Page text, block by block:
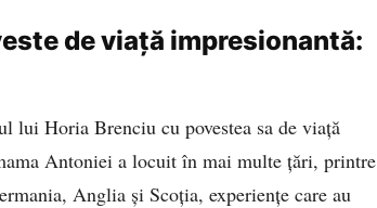
de viață impresionantă:
lui Horia Brenciu cu povestea sa de viață
Antoniei a locuit în mai multe țări, printre
Anglia și Scoția, experiențe care au